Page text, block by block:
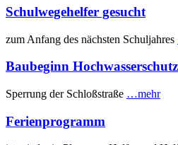
Schulwegehelfer gesucht
zum Anfang des nächsten Schuljahres
Baubeginn
Sperrung der Schloßstraße …mehr
Ferienprogramm